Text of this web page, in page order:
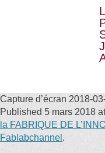
Capture d’écran 2018-
Published 5 mars 2018
la FABRIQUE DE
Fablabchannel .